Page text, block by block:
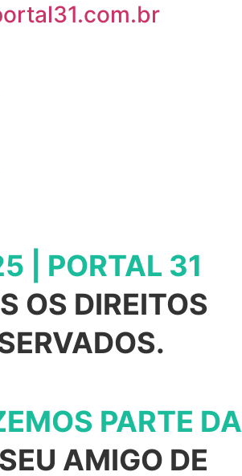
| PORTAL 31
OS DIREITOS
PARTE DA
AMIGO DE